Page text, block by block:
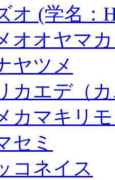
オ (学名：
オオヤマ
ヤツメ
カエデ（
カマキリ
セミ
コネイス